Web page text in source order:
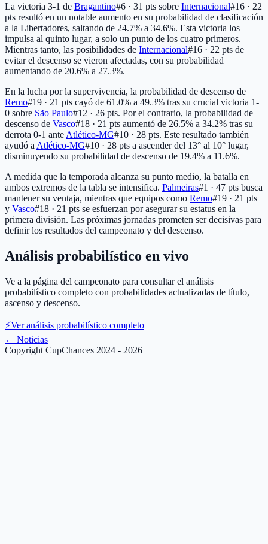
La victoria 3-1 de Bragantino#6 · 31 pts sobre Internacional#16 · 22
pts resultó en un notable aumento en su probabilidad de clasificación
a la Libertadores, saltando de 24.7% a 34.6%. Esta victoria los
impulsa al quinto lugar, a solo un punto de los cuatro primeros.
Mientras tanto, las posibilidades de Internacional#16 · 22 pts de
evitar el descenso se vieron afectadas, con su probabilidad
aumentando de 20.6% a 27.3%.
En la lucha por la supervivencia, la probabilidad de descenso de
Remo#19 · 21 pts cayó de 61.0% a 49.3% tras su crucial victoria 1-
0 sobre São Paulo#12 · 26 pts. Por el contrario, la probabilidad de
descenso de Vasco#18 · 21 pts aumentó de 26.5% a 34.2% tras su
derrota 0-1 ante Atlético-MG#10 · 28 pts. Este resultado también
ayudó a Atlético-MG#10 · 28 pts a ascender del 13° al 10° lugar,
disminuyendo su probabilidad de descenso de 19.4% a 11.6%.
A medida que la temporada alcanza su punto medio, la batalla en
ambos extremos de la tabla se intensifica. Palmeiras#1 · 47 pts busca
mantener su ventaja, mientras que equipos como Remo#19 · 21 pts
y Vasco#18 · 21 pts se esfuerzan por asegurar su estatus en la
primera división. Las próximas jornadas prometen ser decisivas para
definir los resultados del campeonato y del descenso.
Análisis probabilístico en vivo
Ve a la página del campeonato para consultar el análisis
probabilístico completo con probabilidades actualizadas de título,
ascenso y descenso.
⚡Ver análisis probabilístico completo
← Noticias
Copyright CupChances 2024 - 2026